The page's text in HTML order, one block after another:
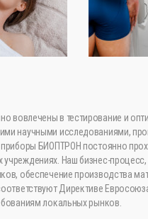
вовлечены в тестирование и
научными исследованиями,
БИОПТРОН постоянно
Наш бизнес-
обеспечение производства
Директиве
локальных рынков.